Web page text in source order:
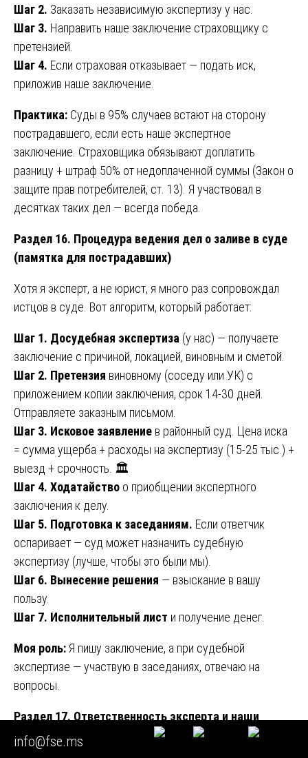
Шаг 2. Заказать независимую экспертизу у нас.
Шаг 3. Направить наше заключение страховщику с
претензией.
Шаг 4. Если страховая отказывает — подать иск,
приложив наше заключение.
Практика: Суды в 95% случаев встают на сторону
пострадавшего, если есть наше экспертное
заключение. Страховщика обязывают доплатить
разницу + штраф 50% от недоплаченной суммы (Закон о
защите прав потребителей, ст. 13). Я участвовал в
десятках таких дел — всегда победа.
Раздел 16. Процедура ведения дел о заливе в суде
(памятка для пострадавших)
Хотя я эксперт, а не юрист, я много раз сопровождал
истцов в суде. Вот алгоритм, который работает:
Шаг 1. Досудебная экспертиза (у нас) — получаете
заключение с причиной, локацией, виновным и сметой.
Шаг 2. Претензия виновному (соседу или УК) с
приложением копии заключения, срок 14-30 дней.
Отправляете заказным письмом.
Шаг 3. Исковое заявление в районный суд. Цена иска
= сумма ущерба + расходы на экспертизу (15-25 тыс.) +
выезд + срочность. 🏛️
Шаг 4. Ходатайство о приобщении экспертного
заключения к делу.
Шаг 5. Подготовка к заседаниям. Если ответчик
оспаривает — суд может назначить судебную
экспертизу (лучше, чтобы это были мы).
Шаг 6. Вынесение решения — взыскание в вашу
пользу.
Шаг 7. Исполнительный лист и получение денег.
Моя роль: Я пишу заключение, а при судебной
экспертизе — участвую в заседаниях, отвечаю на
вопросы.
Раздел 17. Ответственность эксперта и наши
гарантии
info@fse.ms